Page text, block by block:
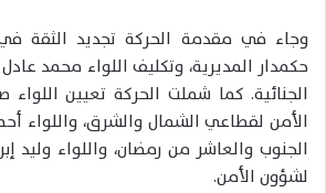
وجاء في مقدمة الحركة تجديد الثقة
حكمدار المديرية، وتكليف اللواء محمد
الجنائية. كما شملت الحركة تعيين اللواء
الأمن لقطاعي الشمال والشرق، واللواء
الجنوب والعاشر من رمضان، واللواء وليد
لشؤون الأمن.